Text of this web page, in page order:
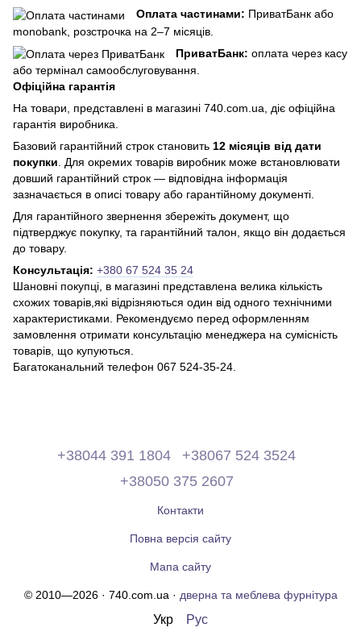
Оплата частинами: ПриватБанк або
monobank, розстрочка на 2–7 місяців.
ПриватБанк: оплата через касу
або термінал самообслуговування.
Офіційна гарантія
На товари, представлені в магазині 740.com.ua, діє офіційна
гарантія виробника.
Базовий гарантійний строк становить 12 місяців від дати
покупки . Для окремих товарів виробник може встановлювати
довший гарантійний строк — відповідна інформація
зазначається в описі товару або гарантійному документі.
Для гарантійного звернення збережіть документ, що
підтверджує покупку, та гарантійний талон, якщо він додається
до товару.
Консультація: +380 67 524 35 24
Шановні покупці, в магазині представлена ​​велика кількість
схожих товарів,які відрізняються один від одного технічними
характеристиками. Рекомендуємо перед оформленням
замовлення отримати консультацію менеджера на сумісність
товарів, що купуються.
Багатоканальний телефон 067 524-35-24.
+38044 391 1804
+38067 524 3524
+38050 375 2607
Контакти
Повна версія сайту
Мапа сайту
© 2010—2026 · 740.com.ua · дверна та меблева фурнітура
Укр Рус